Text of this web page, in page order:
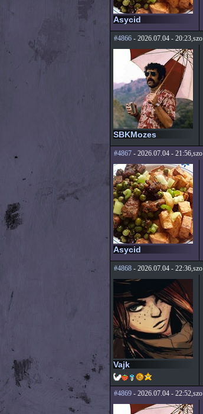
Asycid
#4866- 2026.07.04 - 20:23,szo
SBKMozes
#4867- 2026.07.04 - 21:56,szo
Asycid
#4868- 2026.07.04 - 22:36,szo
Vajk
#4869- 2026.07.04 - 22:52,szo